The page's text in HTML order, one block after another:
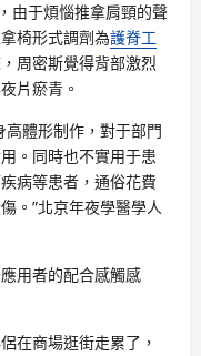
由于煩惱推拿肩頸的聲
椅形式調劑為護脊工
周密斯覺得背部激烈
片瘀青。
高體形制作，對于部門
。同時也不實用于患
病等患者，通俗花費
。”北京年夜學醫學人
用者的配合感觸感
在商場逛街走累了，